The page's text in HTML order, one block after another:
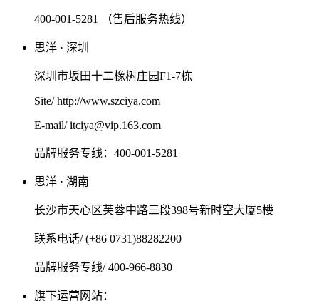
400-001-5281 （售后服务热线）
思洋 · 深圳
深圳市坂田十二橡树庄园F1-7栋
Site/ http://www.szciya.com
E-mail/ itciya@vip.163.com
品牌服务专线：400-001-5281
思洋 · 湖南
长沙市天心区芙蓉中路三段398号新时空大厦5楼
联系电话/ (+86 0731)88282200
品牌服务专线/ 400-966-8830
旗下运营网站：